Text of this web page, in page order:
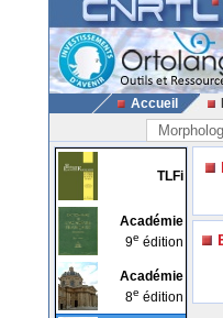
Accueil
TLFi
Académie
9e édition
Académie
8e édition